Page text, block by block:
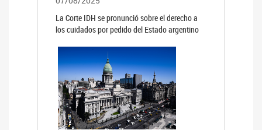
La Corte IDH se pronunció sobre el derecho a
los cuidados por pedido del Estado argentino